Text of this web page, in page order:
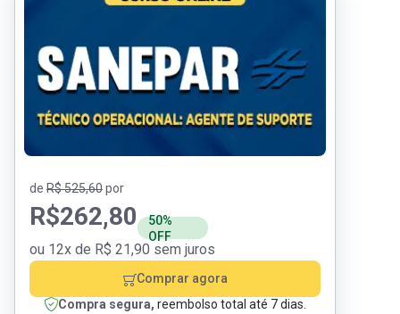
de R$ 525,60por
R$262,80
50%
OFF
ou 12x de R$ 21,90 sem juros
Comprar agora
Compra segura, reembolso total até 7 dias.